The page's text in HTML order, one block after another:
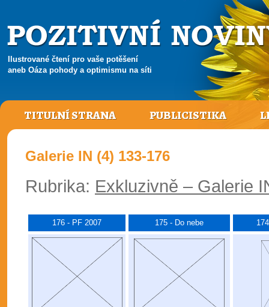
Ilustrované čtení pro vaše potěšení
aneb Oáza pohody a optimismu na síti
TITULNÍ STRANA PUBLICISTIKA
Galerie IN (4) 133-176
Rubrika: Exkluzivně – Galerie
176 - PF 2007 175 - Do nebe